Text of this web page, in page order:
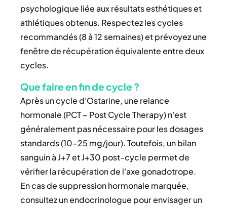
psychologique liée aux résultats esthétiques et
athlétiques obtenus. Respectez les cycles
recommandés (8 à 12 semaines) et prévoyez une
fenêtre de récupération équivalente entre deux
cycles.
Que faire en fin de cycle ?
Après un cycle d'Ostarine, une relance
hormonale (PCT – Post Cycle Therapy) n'est
généralement pas nécessaire pour les dosages
standards (10–25 mg/jour). Toutefois, un bilan
sanguin à J+7 et J+30 post-cycle permet de
vérifier la récupération de l'axe gonadotrope.
En cas de suppression hormonale marquée,
consultez un endocrinologue pour envisager un